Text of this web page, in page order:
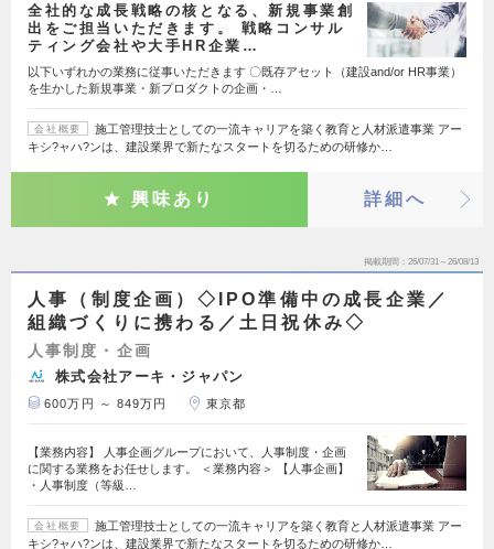
全社的な成長戦略の核となる、新規事業創
出をご担当いただきます。 戦略コンサル
ティング会社や大手HR企業…
以下いずれかの業務に従事いただきます 〇既存アセット（建設and/or HR事業）
を生かした新規事業・新プロダクトの企画・…
会社概要
施工管理技士としての一流キャリアを築く教育と人材派遣事業 アー
キシ?ャハ?ンは、建設業界で新たなスタートを切るための研修か…
興味あり 詳細へ
掲載期間 26/07/31～26/08/13
人事（制度企画）◇IPO準備中の成長企業／
組織づくりに携わる／土日祝休み◇
人事制度・企画
株式会社アーキ・ジャパン
600万円 ～ 849万円 東京都
【業務内容】 人事企画グループにおいて、人事制度・企画
に関する業務をお任せします。 ＜業務内容＞ 【人事企画】
・人事制度（等級…
会社概要
施工管理技士としての一流キャリアを築く教育と人材派遣事業 アー
キシ?ャハ?ンは、建設業界で新たなスタートを切るための研修か…